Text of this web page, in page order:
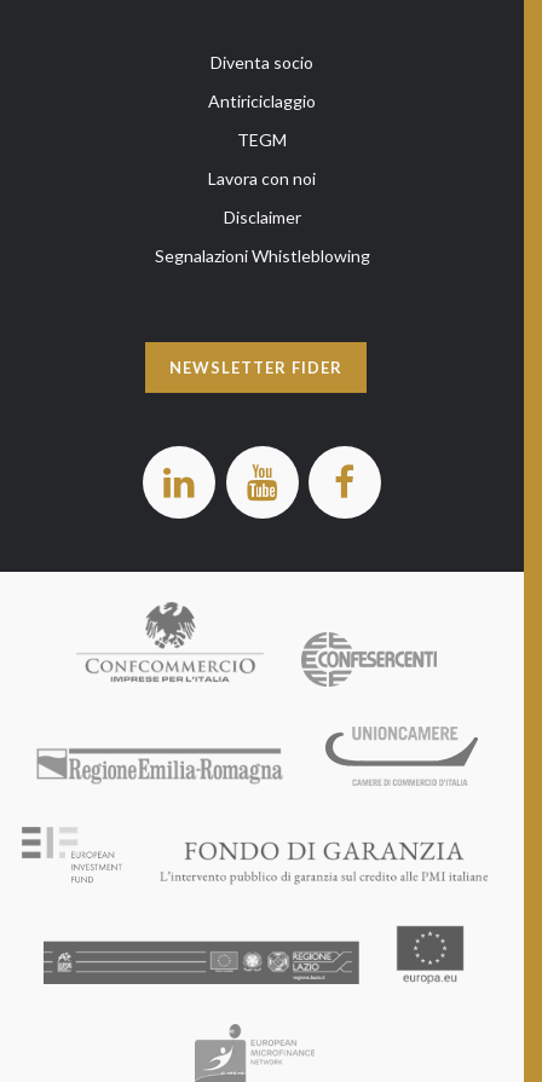
Diventa socio
Antiriciclaggio
TEGM
Lavora con noi
Disclaimer
Segnalazioni Whistleblowing
NEWSLETTER FIDER